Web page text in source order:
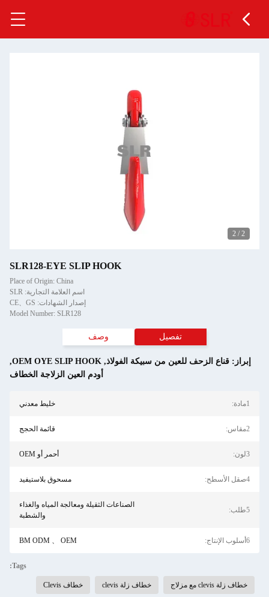
2
/
2
SLR128-EYE SLIP HOOK
Place of Origin: China
اسم العلامة التجارية: SLR
إصدار الشهادات: CE、GS
Model Number: SLR128
تفصيل وصف
إبراز: قناع الزحف للعين من سبيكة الفولاذ,
OEM OYE SLIP HOOK
,
أودم العين الزلاجة الخطاف
1مادة: خليط معدني
2مقاس: قائمة الحجج
3لون: أحمر أو OEM
4صقل الأسطح: مسحوق بلاستيفيد
5طلب:
الصناعات الثقيلة ومعالجة المياه والغذاء
والشطبة
6أسلوب الإنتاج: BM ODM 、 OEM
Tags:
خطاف زلة clevis مع مزلاج خطاف زلة clevis خطاف Clevis